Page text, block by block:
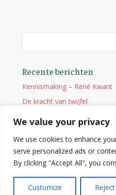
We value your privacy
We use cookies to enhance
serve personalized ads or
By clicking "Accept All", you
Customize
Recente berichten
Kennismaking – René Kwant
De kracht van twijfel
Onderweg
Wat je niet zocht maar wel